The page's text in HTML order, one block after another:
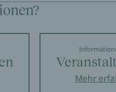
Mehr